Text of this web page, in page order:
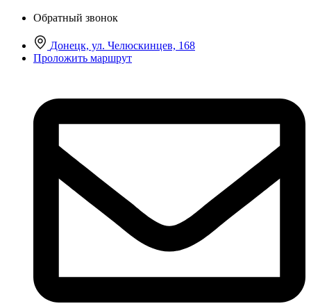
Обратный звонок
Донецк, ул. Челюскинцев, 168
Проложить маршрут